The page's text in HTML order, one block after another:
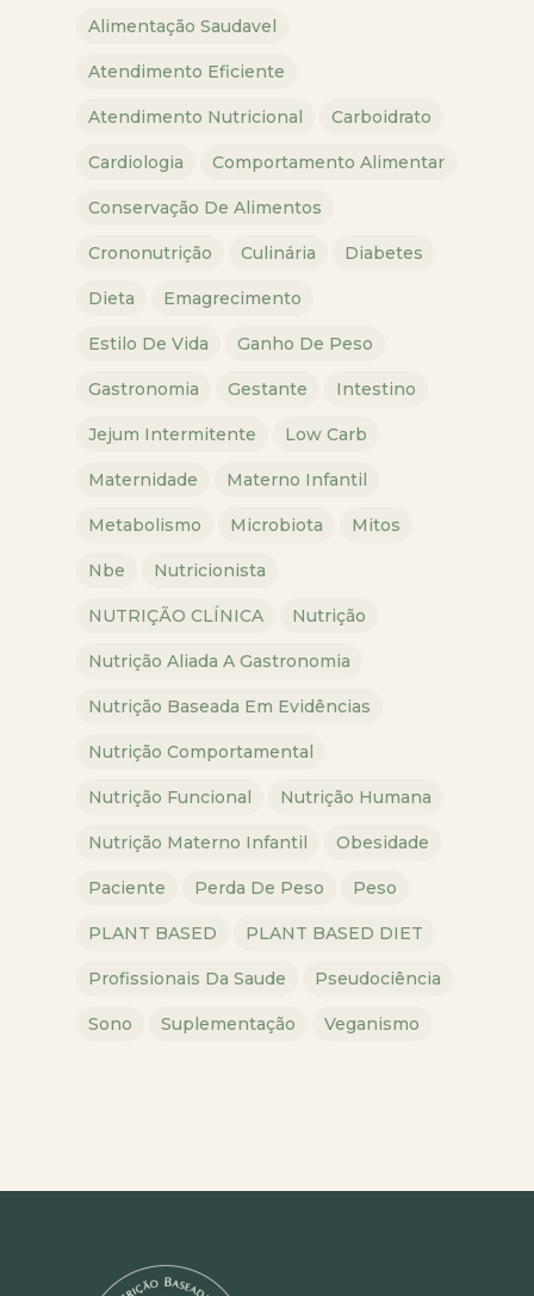
Alimentação Saudavel
Atendimento Eficiente
Atendimento Nutricional Carboidrato
Cardiologia Comportamento Alimentar
Conservação De Alimentos
Crononutrição Culinária Diabetes
Dieta Emagrecimento
Estilo De Vida Ganho De Peso
Gastronomia Gestante Intestino
Jejum Intermitente Low Carb
Maternidade Materno Infantil
Metabolismo Microbiota Mitos
Nbe Nutricionista
NUTRIÇÃO CLÍNICA Nutrição
Nutrição Aliada A Gastronomia
Nutrição Baseada Em Evidências
Nutrição Comportamental
Nutrição Funcional Nutrição Humana
Nutrição Materno Infantil Obesidade
Paciente Perda De Peso Peso
PLANT BASED PLANT BASED DIET
Profissionais Da Saude Pseudociência
Sono Suplementação Veganismo